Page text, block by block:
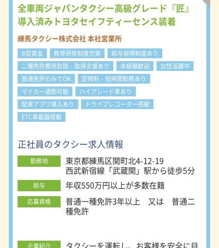
転業務”ではなく、「プロドライバ
ー」としての意識や責任感をしっかり
身につけられる環境です。安心して長
く働きたい方にとって、非常に信頼性
の高い会社といえるでしょう。 ＜稼
ぎやすい仕組みが整った営業環境＞
日本交通無線グループの一員である強
みを活かし、六本木ヒルズや大型病院
など、都内40ヵ所以上の専用乗り場
を利用可能。さらに、配車アプリ
「GO」による月間180万回以上の配
車実績があり、1日あたり約10件の無
線配車が見込めます。平均単価も高
です。加えて、全国約16,000社との法
出会える機会も豊富。「営業が不安」
「未経験で稼げるか心配」という方で
も、しっかりと結果につなげやすい基
盤が整っています。 ＜未経験でも安
心の研修＆サポート体制＞ 未経験の
方でも安心してスタートできるよう、
まで段階的に学べるため、基礎からし
全車両ジャパンタクシー高級グレード『匠』
導入済みトヨタセイフティーセンス装着
練馬タクシー株式会社 本社営業所
B型賃金 教育研修制度充実
給与保障制度あり
二種免許費用負担・取得支援あり
未経験歓迎
女性活躍中
普通免許のみでOK
定時制・短時間勤務あり
マイカー通勤可能
ハイグレード車あり
配車アプリ導入あり
ドライブレコーダー搭載
ETC車載器搭載
正社員のタクシー求人情報
勤務地
東京都練馬区関町北4-12-19
西武新宿線「武蔵関」駅から徒歩5分
給与 年収550万円以上が多数在籍
応募資格
普通一種免許3年以上 又は 普通二
種免許
企業紹介